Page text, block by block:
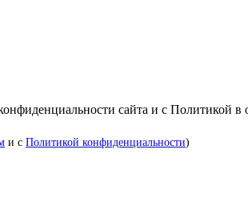
сайта и с Политикой
и с Политикой конфиденциальности)